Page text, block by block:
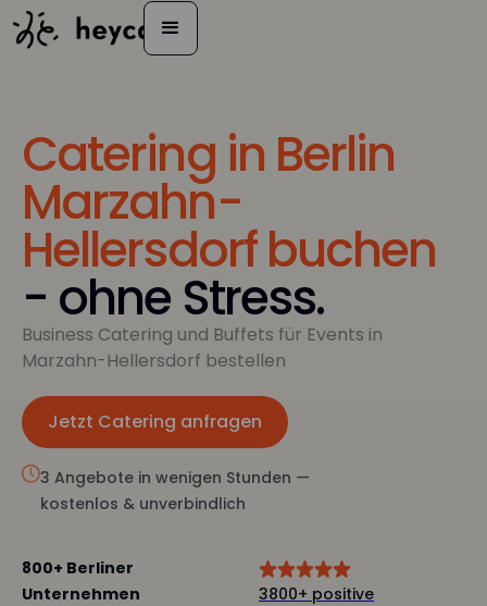
Catering in Berlin
Marzahn-
Hellersdorf buchen
- ohne Stress.
Business Catering und Buffets für Events in
Marzahn-Hellersdorf bestellen
Jetzt Catering anfragen
Jetzt anfragen
3 Angebote in wenigen Stunden —
kostenlos & unverbindlich
800+ Berliner
Unternehmen
3800+ positive